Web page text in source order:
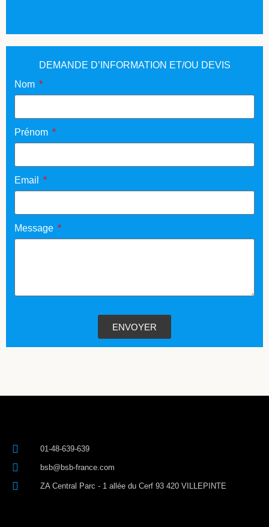
DEMANDE D’INFORMATION ET/OU DEVIS
Nom
Prénom
Email
Message
ENVOYER
01-48-639-639
bsb@bsb-france.com
ZA Central Parc - 1 allée du Cerf 93 420 VILLEPINTE